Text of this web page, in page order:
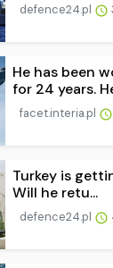
defence24.pl
He has been
for 24 years.
facet.interia.pl
Turkey is
Will he retu...
defence24.pl